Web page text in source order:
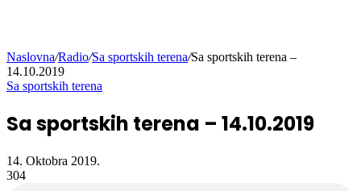
Naslovna/Radio/Sa sportskih terena/Sa sportskih terena –
14.10.2019
Sa sportskih terena
Sa sportskih terena – 14.10.2019
14. Oktobra 2019.
304